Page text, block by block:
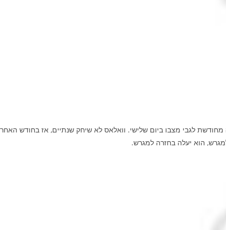
לגבי מצבו ביום שלישי. וואלאס לא שיחק שנתיים, אז בחודש
הוא יעלה בחזרה למגרש.